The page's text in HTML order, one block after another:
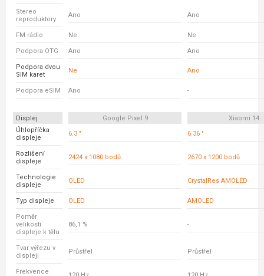
Stereo
reproduktory
Ano Ano
FM rádio Ne Ne
Podpora OTG Ano Ano
Podpora dvou
SIM karet
Ne Ano
Podpora eSIM Ano -
Displej Google Pixel 9
Xiaomi 14
Úhlopříčka
displeje
6.3 " 6.36 "
Rozlišení
displeje
2424 x 1080 bodů 2670 x 1200 bodů
Technologie
displeje
OLED CrystalRes AMOLED
Typ displeje OLED AMOLED
Poměr
velikosti
displeje k tělu
86,1 % -
Tvar výřezu v
displeji
Průstřel Průstřel
Frekvence